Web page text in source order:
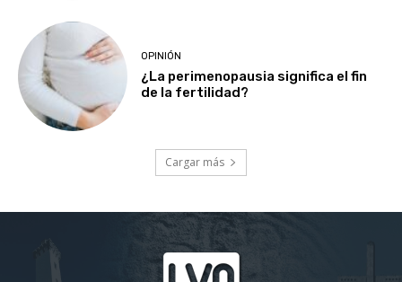
OPINIÓN
¿La perimenopausia significa el fin
de la fertilidad?
Cargar más